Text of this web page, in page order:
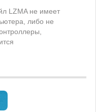
LZMA не имеет
либо не